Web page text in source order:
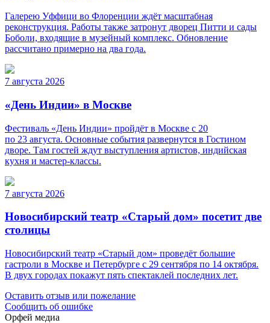
Галерею Уффици во Флоренции ждёт масштабная
реконструкция. Работы также затронут дворец Питти и сады
Боболи, входящие в музейный комплекс. Обновление
рассчитано примерно на два года.
7 августа 2026
«День Индии» в Москве
Фестиваль «День Индии» пройдёт в Москве с 20
по 23 августа. Основные события развернутся в Гостином
дворе. Там гостей ждут выступления артистов, индийская
кухня и мастер-классы.
7 августа 2026
Новосибирский театр «Старый дом» посетит две
столицы
Новосибирский театр «Старый дом» проведёт большие
гастроли в Москве и Петербурге с 29 сентября по 14 октября.
В двух городах покажут пять спектаклей последних лет.
Оставить отзыв или пожелание
Сообщить об ошибке
Орфей медиа